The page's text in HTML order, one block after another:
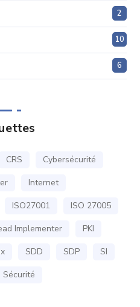
2
10
6
CRS
Cybersécurité
Internet
ISO27001
ISO 27005
Implementer
PKI
SDD SDP
SI
Sécurité